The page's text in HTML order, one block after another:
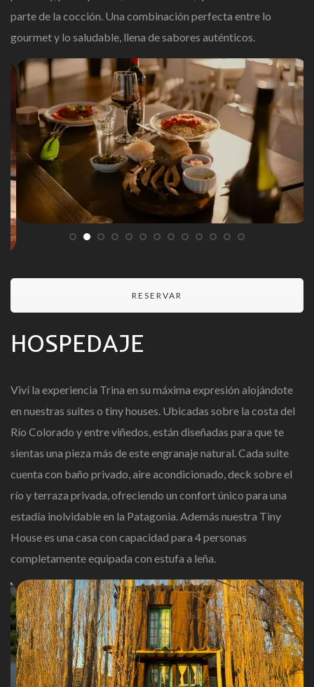
parte de la cocción. Una combinación perfecta entre lo
gourmet y lo saludable, llena de sabores auténticos.
RESERVAR
HOSPEDAJE
Viví la experiencia Trina en su máxima expresión alojándote
en nuestras suites o tiny houses. Ubicadas sobre la costa del
Río Colorado y entre viñedos, están diseñadas para que te
sientas una pieza más de este engranaje natural. Cada suite
cuenta con baño privado, aire acondicionado, deck sobre el
río y terraza privada, ofreciendo un confort único para una
estadía inolvidable en la Patagonia. Además nuestra Tiny
House es una casa con capacidad para 4 personas
completamente equipada con estufa a leña.